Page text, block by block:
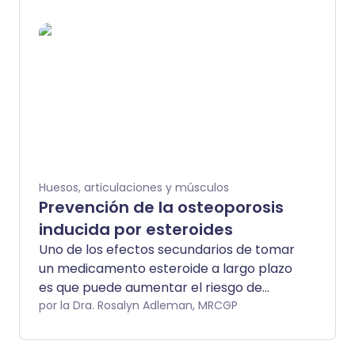
huesos (osteoporosis) afecta
Huesos, articulaciones y músculos
Prevención de la osteoporosis
inducida por esteroides
Uno de los efectos secundarios de tomar
un medicamento esteroide a largo plazo
es que puede aumentar el riesgo de
desarrollar 'adelgazamiento' de los
explora medidas que se pueden tomar
por la Dra. Rosalyn Adleman, MRCGP